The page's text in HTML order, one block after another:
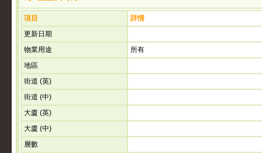
項目
詳情
更新日期
物業用途
所有
地區
街道 (英)
街道 (中)
大廈 (英)
大廈 (中)
層數